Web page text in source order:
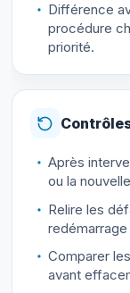
Différence
procédure
priorité.
Après
ou la
Relire les
Comparer
avant